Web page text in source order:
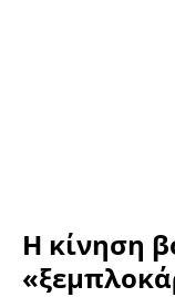
Η κίνηση